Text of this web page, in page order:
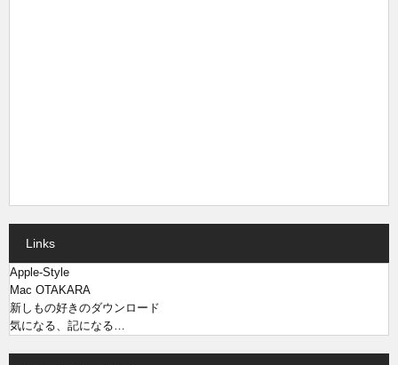
Links
Apple-Style
Mac OTAKARA
新しもの好きのダウンロード
気になる、記になる…